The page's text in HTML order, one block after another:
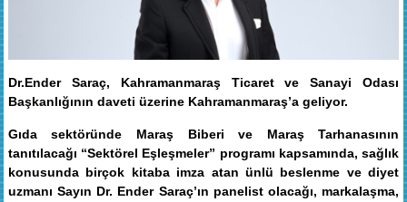
Dr.Ender Saraç, Kahramanmaraş Ticaret ve Sanayi Odası
Başkanlığının daveti üzerine Kahramanmaraş’a geliyor.
Gıda sektöründe Maraş Biberi ve Maraş Tarhanasının
tanıtılacağı “Sektörel Eşleşmeler” programı kapsamında, sağlık
konusunda birçok kitaba imza atan ünlü beslenme ve diyet
uzmanı Sayın Dr. Ender Saraç’ın panelist olacağı, markalaşma,